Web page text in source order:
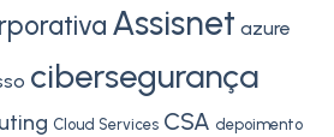
Assisnet azure
cibersegurança
Cloud Services CSA depoimento